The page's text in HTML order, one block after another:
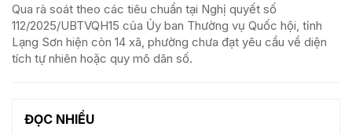
Qua rà soát theo các tiêu chuẩn tại Nghị quyết số
112/2025/UBTVQH15 của Ủy ban Thường vụ Quốc hội, tỉnh
Lạng Sơn hiện còn 14 xã, phường chưa đạt yêu cầu về diện
tích tự nhiên hoặc quy mô dân số.
ĐỌC NHIỀU